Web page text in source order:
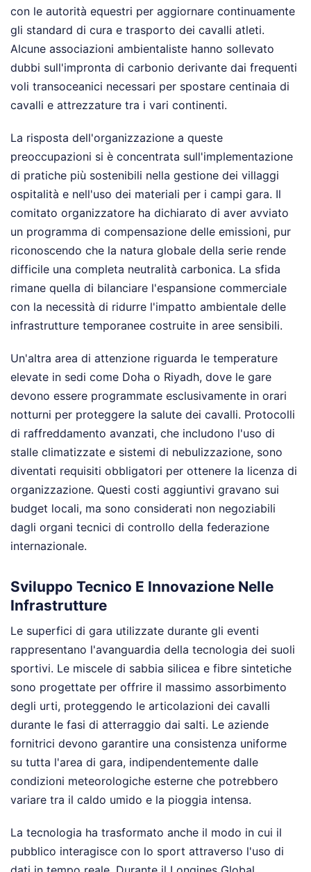
con le autorità equestri per aggiornare continuamente
gli standard di cura e trasporto dei cavalli atleti.
Alcune associazioni ambientaliste hanno sollevato
dubbi sull'impronta di carbonio derivante dai frequenti
voli transoceanici necessari per spostare centinaia di
cavalli e attrezzature tra i vari continenti.
La risposta dell'organizzazione a queste
preoccupazioni si è concentrata sull'implementazione
di pratiche più sostenibili nella gestione dei villaggi
ospitalità e nell'uso dei materiali per i campi gara. Il
comitato organizzatore ha dichiarato di aver avviato
un programma di compensazione delle emissioni, pur
riconoscendo che la natura globale della serie rende
difficile una completa neutralità carbonica. La sfida
rimane quella di bilanciare l'espansione commerciale
con la necessità di ridurre l'impatto ambientale delle
infrastrutture temporanee costruite in aree sensibili.
Un'altra area di attenzione riguarda le temperature
elevate in sedi come Doha o Riyadh, dove le gare
devono essere programmate esclusivamente in orari
notturni per proteggere la salute dei cavalli. Protocolli
di raffreddamento avanzati, che includono l'uso di
stalle climatizzate e sistemi di nebulizzazione, sono
diventati requisiti obbligatori per ottenere la licenza di
organizzazione. Questi costi aggiuntivi gravano sui
budget locali, ma sono considerati non negoziabili
dagli organi tecnici di controllo della federazione
internazionale.
Sviluppo Tecnico E Innovazione Nelle
Infrastrutture
Le superfici di gara utilizzate durante gli eventi
rappresentano l'avanguardia della tecnologia dei suoli
sportivi. Le miscele di sabbia silicea e fibre sintetiche
sono progettate per offrire il massimo assorbimento
degli urti, proteggendo le articolazioni dei cavalli
durante le fasi di atterraggio dai salti. Le aziende
fornitrici devono garantire una consistenza uniforme
su tutta l'area di gara, indipendentemente dalle
condizioni meteorologiche esterne che potrebbero
variare tra il caldo umido e la pioggia intensa.
La tecnologia ha trasformato anche il modo in cui il
pubblico interagisce con lo sport attraverso l'uso di